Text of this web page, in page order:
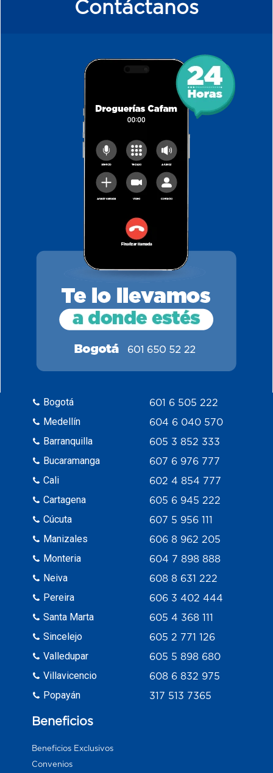
Contáctanos
Bogotá
Medellín
Barranquilla
Bucaramanga
Cali
Cartagena
Cúcuta
Manizales
Monteria
Neiva
Pereira
Santa Marta
Sincelejo
Valledupar
Villavicencio
Popayán
601 6 505 222
604 6 040 570
605 3 852 333
607 6 976 777
602 4 854 777
605 6 945 222
607 5 956 111
606 8 962 205
604 7 898 888
608 8 631 222
606 3 402 444
605 4 368 111
605 2 771 126
605 5 898 680
608 6 832 975
317 513 7365
Beneficios
Beneficios Exclusivos
Convenios